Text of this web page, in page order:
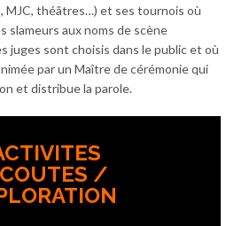
MJC, théâtres…) et ses tournois où
slameurs aux noms de scène
juges sont choisis dans le public et où
par un Maître de cérémonie qui
et distribue la parole.
/